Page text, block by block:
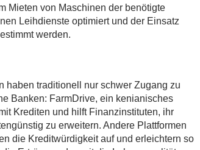
Mieten von Maschinen der benötigte
Leihdienste optimiert und der Einsatz
werden.
traditionell nur schwer Zugang zu
Banken: FarmDrive, ein kenianisches
Krediten und hilft Finanzinstituten, ihr
zu erweitern. Andere Plattformen
die Kreditwürdigkeit auf und erleichtern so